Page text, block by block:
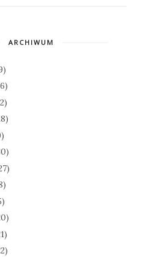
ARCHIWUM